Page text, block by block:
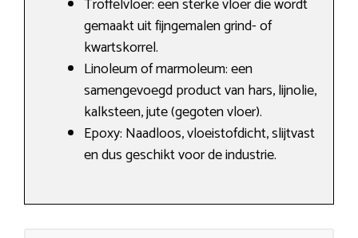
Troffelvloer: een sterke vloer die wordt
gemaakt uit fijngemalen grind- of
kwartskorrel.
Linoleum of marmoleum: een
samengevoegd product van hars, lijnolie,
kalksteen, jute (gegoten vloer).
Epoxy: Naadloos, vloeistofdicht, slijtvast
en dus geschikt voor de industrie.